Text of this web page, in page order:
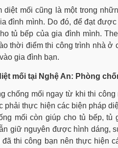
diệt mối cũng là một trong
đình mình. Do đó, để đạt
tủ bếp của gia đình mình.
thời điểm thi công trình nhà ở
gia đình bạn.
mối tại Nghệ An: Phòng
chống mối ngay từ khi thi
phải thực hiện các biện pháp
mối còn giúp cho tủ bếp,
giữ nguyên được hình dáng,
đã thi công bạn nên thực hiện